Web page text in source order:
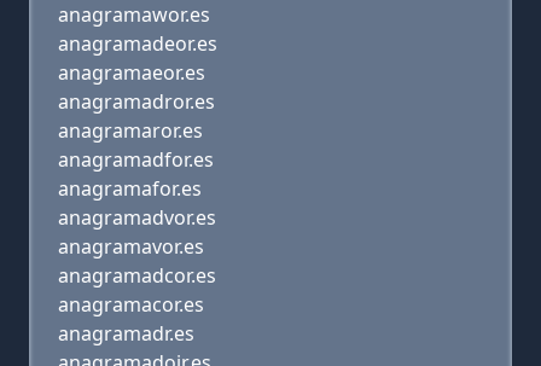
anagramawor.es
anagramadeor.es
anagramaeor.es
anagramadror.es
anagramaror.es
anagramadfor.es
anagramafor.es
anagramadvor.es
anagramavor.es
anagramadcor.es
anagramacor.es
anagramadr.es